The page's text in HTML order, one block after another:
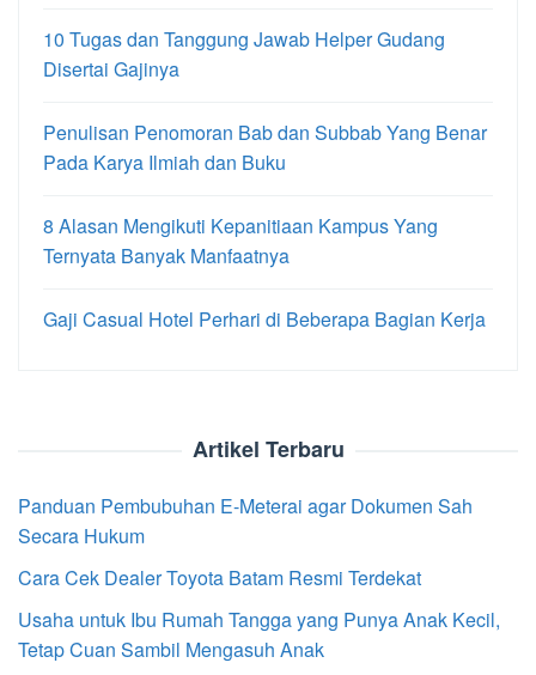
10 Tugas dan Tanggung Jawab Helper Gudang
Disertai Gajinya
Penulisan Penomoran Bab dan Subbab Yang Benar
Pada Karya Ilmiah dan Buku
8 Alasan Mengikuti Kepanitiaan Kampus Yang
Ternyata Banyak Manfaatnya
Gaji Casual Hotel Perhari di Beberapa Bagian Kerja
Artikel Terbaru
Panduan Pembubuhan E-Meterai agar Dokumen Sah
Secara Hukum
Cara Cek Dealer Toyota Batam Resmi Terdekat
Usaha untuk Ibu Rumah Tangga yang Punya Anak Kecil,
Tetap Cuan Sambil Mengasuh Anak